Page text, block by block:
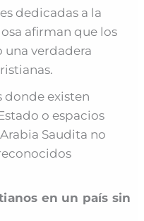
dedicadas a la
afirman que los
verdadera
donde existen
o espacios
Saudita no
en un país sin